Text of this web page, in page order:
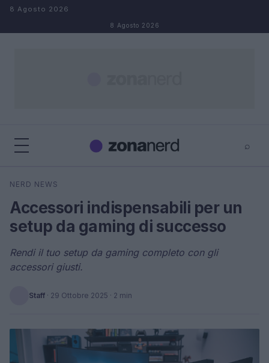
Salta al contenuto
8 Agosto 2026
8 Agosto 2026
⌕
Cerca
NERD NEWS
Accessori indispensabili per un
setup da gaming di successo
Rendi il tuo setup da gaming completo con gli
accessori giusti.
Staff · 29 Ottobre 2025 · 2 min